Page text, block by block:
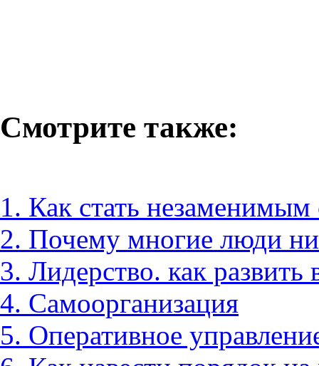
Смотрите также:
1. Как стать
2. Почему многие люди
3. Лидерство. как развить
4. Самоорганизация
5. Оперативное